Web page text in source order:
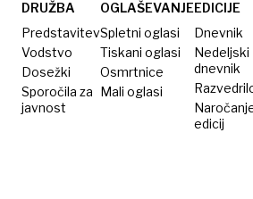
volitve,
na vrhu
presenečenje
še dveh
DRUŽBA
Predstavitev
Vodstvo
Dosežki
Sporočila za
javnost
OGLAŠEVANJE
Spletni oglasi
Tiskani oglasi
Osmrtnice
Mali oglasi
EDICIJE
Dnevnik
Nedeljski
dnevnik
edicij